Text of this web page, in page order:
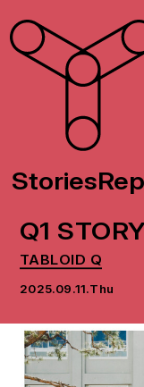
Stories
Q1
TABLOID Q
2025.09.11.Thu